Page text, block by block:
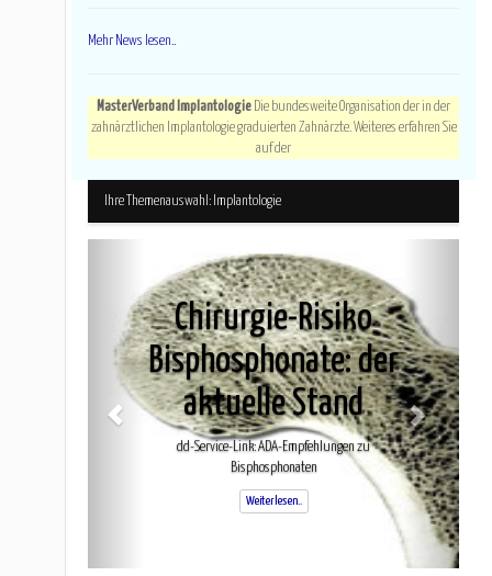
Mehr News lesen..
MasterVerband Implantologie Die bundesweite Organisation der in der
zahnärztlichen Implantologie graduierten Zahnärzte. Weiteres erfahren Sie
auf der
Ihre Themenauswahl: Implantologie
Chirurgie-Risiko
Bisphosphonate: der
aktuelle Stand
dd-Service-Link: ADA-Empfehlungen zu
Bisphosphonaten
Weiterlesen..